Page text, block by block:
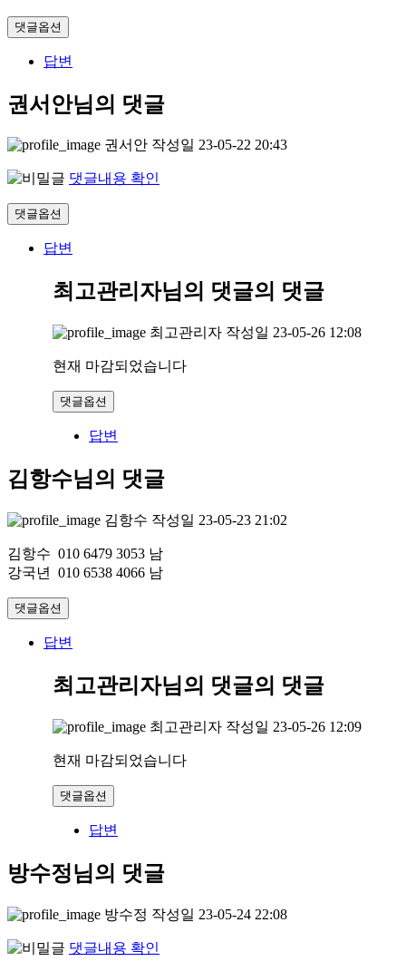
댓글옵션
답변
권서안님의 댓글
권서안 작성일 23-05-22 20:43
댓글내용 확인
댓글옵션
답변
최고관리자님의 댓글의 댓글
최고관리자 작성일 23-05-26 12:08
현재 마감되었습니다
댓글옵션
답변
김항수님의 댓글
김항수 작성일 23-05-23 21:02
김항수 010 6479 3053 남
강국년 010 6538 4066 남
댓글옵션
답변
최고관리자님의 댓글의 댓글
최고관리자 작성일 23-05-26 12:09
현재 마감되었습니다
댓글옵션
답변
방수정님의 댓글
방수정 작성일 23-05-24 22:08
댓글내용 확인